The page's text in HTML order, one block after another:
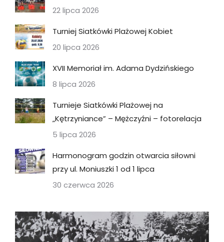
22 lipca 2026
Turniej Siatkówki Plażowej Kobiet
20 lipca 2026
XVII Memoriał im. Adama Dydzińskiego
8 lipca 2026
Turnieje Siatkówki Plażowej na
„Kętrzyniance” – Mężczyźni – fotorelacja
5 lipca 2026
Harmonogram godzin otwarcia siłowni
przy ul. Moniuszki 1 od 1 lipca
30 czerwca 2026